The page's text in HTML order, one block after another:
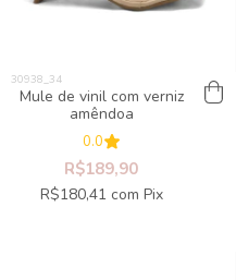
Mule de vinil com verniz
amêndoa
0.0
R$189,90
R$180,41 com Pix